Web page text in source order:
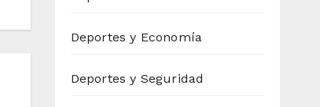
Deportes y Economía
Deportes y Seguridad